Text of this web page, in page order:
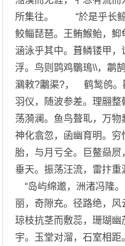
所集往。 “於是乎长鲸
鲛鲻琵琶。王鲔鯸鲐，鮣
涵泳乎其中。葺鳞镂甲
浮。鸟则鹍鸡鸀鳿\\，鹴
鸂敕?鷛渠?， 鹤鹙鸧。
羽仪，随波参差。理翮整
荡漪澜。鱼鸟聱耴，万物
神化翕忽，函幽育明。
胎，与月亏全。巨鳌赑
垂天。振荡汪流，雷抃
“岛屿绵邈，洲渚冯隆
丽，奇隙充。径路绝，风
琼枝抗茎而敷蕊，珊瑚
宇。玉堂对溜，石室相